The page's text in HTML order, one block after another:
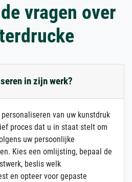
vragen over
in zijn werk?
van uw kunstdruk
proces dat u in staat stelt om
uw persoonlijke
Kies een omlijsting, bepaal de
beslis welk
en opteer voor gepaste